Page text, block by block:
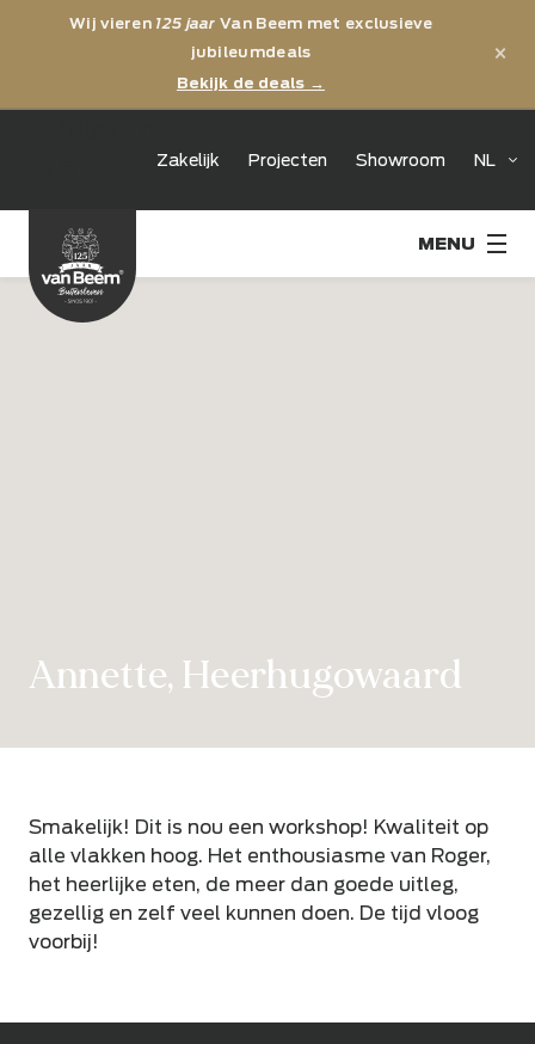
Wij vieren 125 jaar Van Beem met exclusieve
jubileumdeals
Bekijk de deals →
×
Zakelijk Projecten Showroom NL
Annette, Heerhugowaard
Smakelijk! Dit is nou een workshop! Kwaliteit op
alle vlakken hoog. Het enthousiasme van Roger,
het heerlijke eten, de meer dan goede uitleg,
gezellig en zelf veel kunnen doen. De tijd vloog
voorbij!